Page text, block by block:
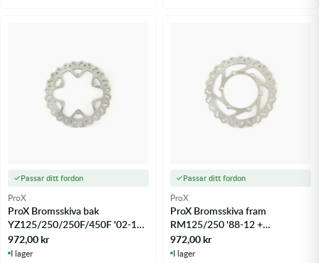
Passar ditt fordon
ProX
ProX Bromsskiva bak
YZ125/250/250F/450F '02-17
+ WR250/450F '02-17 - m.fl.
972,00kr
I lager
Passar ditt fordon
ProX
ProX Bromsskiva fram
RM125/250 '88-12 +
YZ125/250/250F/450F '01-15 -
m.fl.
972,00kr
I lager